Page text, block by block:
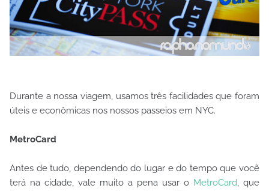
Durante a nossa viagem, usamos três facilidades que foram
úteis e econômicas nos nossos passeios em NYC.
MetroCard
Antes de tudo, dependendo do lugar e do tempo que você
terá na cidade, vale muito a pena usar o MetroCard, que